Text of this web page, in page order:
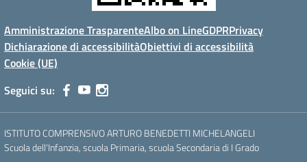
Amministrazione TrasparenteAlbo on LineGDPRPrivacy
Dichiarazione di accessibilitàObiettivi di accessibilità
Cookie (UE)
Seguici su:
ISTITUTO COMPRENSIVO ARTURO BENEDETTI MICHELANGELI
Scuola dell'Infanzia, scuola Primaria, scuola Secondaria di I Grado